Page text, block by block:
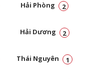
Hải Phòng 2
Hải Dương 2
Thái Nguyên 1